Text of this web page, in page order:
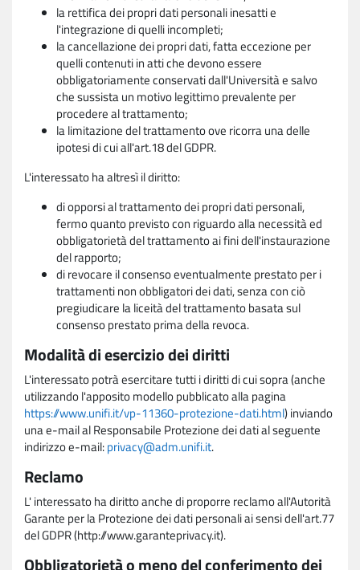
la rettifica dei propri dati personali inesatti e
l'integrazione di quelli incompleti;
la cancellazione dei propri dati, fatta eccezione per
quelli contenuti in atti che devono essere
obbligatoriamente conservati dall'Università e salvo
che sussista un motivo legittimo prevalente per
procedere al trattamento;
la limitazione del trattamento ove ricorra una delle
ipotesi di cui all'art.18 del GDPR.
L'interessato ha altresì il diritto:
di opporsi al trattamento dei propri dati personali,
fermo quanto previsto con riguardo alla necessità ed
obbligatorietà del trattamento ai fini dell'instaurazione
del rapporto;
di revocare il consenso eventualmente prestato per i
trattamenti non obbligatori dei dati, senza con ciò
pregiudicare la liceità del trattamento basata sul
consenso prestato prima della revoca.
Modalità di esercizio dei diritti
L'interessato potrà esercitare tutti i diritti di cui sopra (anche
utilizzando l'apposito modello pubblicato alla pagina
https://www.unifi.it/vp-11360-protezione-dati.html) inviando
una e-mail al Responsabile Protezione dei dati al seguente
indirizzo e-mail:privacy@adm.unifi.it.
Reclamo
L' interessato ha diritto anche di proporre reclamo all'Autorità
Garante per la Protezione dei dati personali ai sensi dell'art.77
del GDPR (http://www.garanteprivacy.it).
Obbligatorietà o meno del conferimento dei